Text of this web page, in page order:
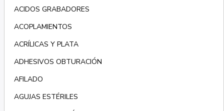
ACIDOS GRABADORES
ACOPLAMIENTOS
ACRÍLICAS Y PLATA
ADHESIVOS OBTURACIÓN
AFILADO
AGUJAS ESTÉRILES